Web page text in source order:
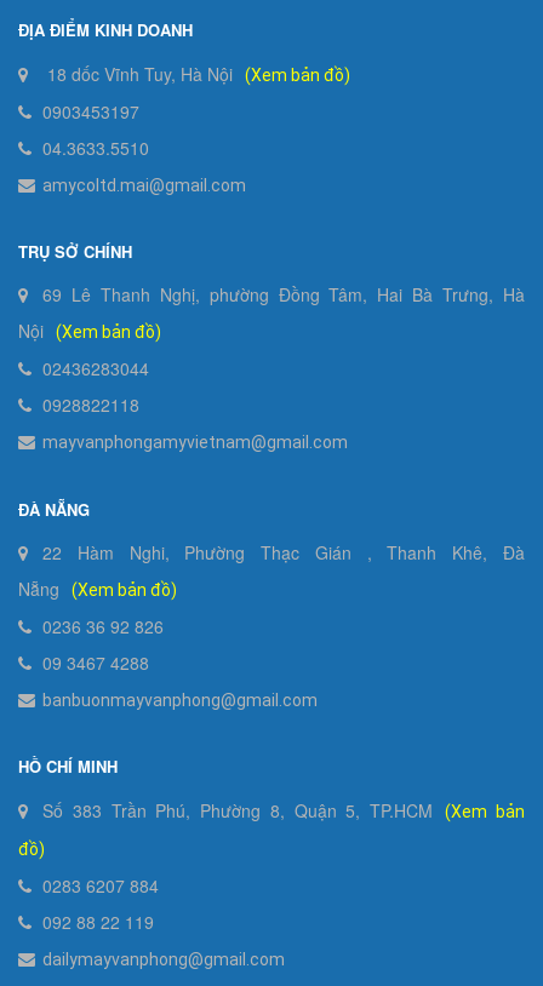
ĐỊA ĐIỂM KINH DOANH
18 dốc Vĩnh Tuy, Hà Nội (Xem bản đồ)
0903453197
04.3633.5510
amycoltd.mai@gmail.com
TRỤ SỞ CHÍNH
69 Lê Thanh Nghị, phường Đồng Tâm, Hai Bà Trưng, Hà
Nội
(Xem bản đồ)
02436283044
0928822118
mayvanphongamyvietnam@gmail.com
ĐÀ NẴNG
22 Hàm Nghi, Phường Thạc Gián , Thanh Khê, Đà
Nẵng
(Xem bản đồ)
0236 36 92 826
09 3467 4288
banbuonmayvanphong@gmail.com
HỒ CHÍ MINH
Số 383 Trần Phú, Phường 8, Quận 5, TP.HCM
(Xem bản
đồ)
0283 6207 884
092 88 22 119
dailymayvanphong@gmail.com